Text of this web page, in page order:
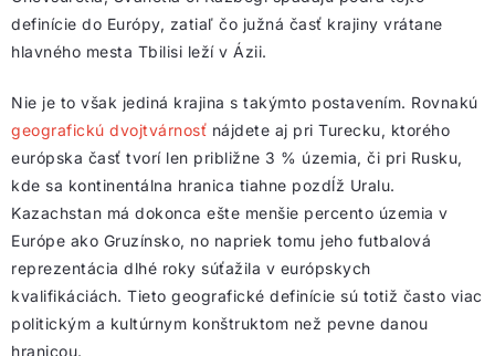
definície do Európy, zatiaľ čo južná časť krajiny vrátane
hlavného mesta Tbilisi leží v Ázii.
Nie je to však jediná krajina s takýmto postavením. Rovnakú
geografickú dvojtvárnosť nájdete aj pri Turecku, ktorého
európska časť tvorí len približne 3 % územia, či pri Rusku,
kde sa kontinentálna hranica tiahne pozdĺž Uralu.
Kazachstan má dokonca ešte menšie percento územia v
Európe ako Gruzínsko, no napriek tomu jeho futbalová
reprezentácia dlhé roky súťažila v európskych
kvalifikáciách. Tieto geografické definície sú totiž často viac
politickým a kultúrnym konštruktom než pevne danou
hranicou.